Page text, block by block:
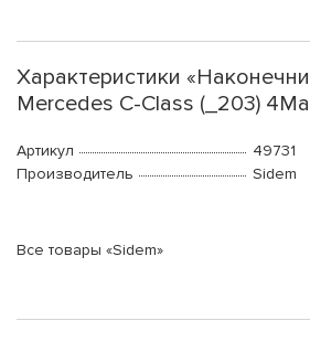
Характеристики
Mercedes C-Class (_203)
Артикул
49731
Производитель
Sidem
Все товары «Sidem»